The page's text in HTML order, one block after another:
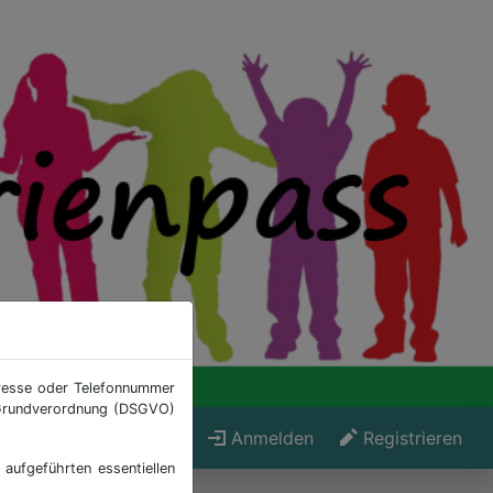
für Veranstaltende Anmelden Registrieren
oder Telefonnummer
(DSGVO)
essentiellen